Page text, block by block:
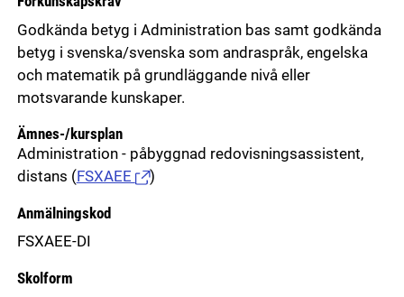
Godkända betyg i Administration bas samt godkända
betyg i svenska/svenska som andraspråk, engelska
och matematik på grundläggande nivå eller
motsvarande kunskaper.
Ämnes-/kursplan
Administration - påbyggnad redovisningsassistent,
distans ( FSXAEE )
Anmälningskod
FSXAEE-DI
Skolform